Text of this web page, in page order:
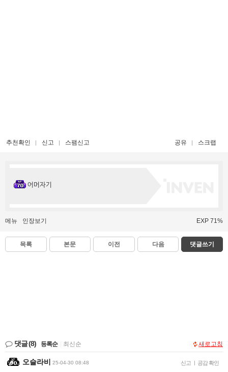
추천확인 신고 스팸신고 공유 스크랩
어머자기
메뉴 인장보기 EXP 71%
목록 본문 이전 다음 댓글쓰기
댓글(8) 등록순 최신순 새로고침
오슬라비 25-04-30 08:48 신고 | 공감 확인